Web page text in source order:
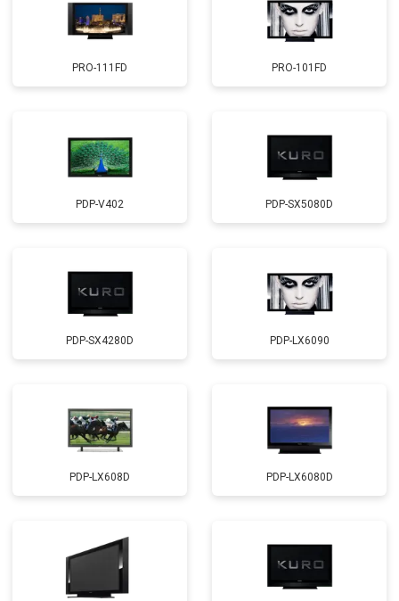
PRO-111FD PRO-101FD
PDP-V402 PDP-SX5080D
PDP-SX4280D PDP-LX6090
PDP-LX608D PDP-LX6080D